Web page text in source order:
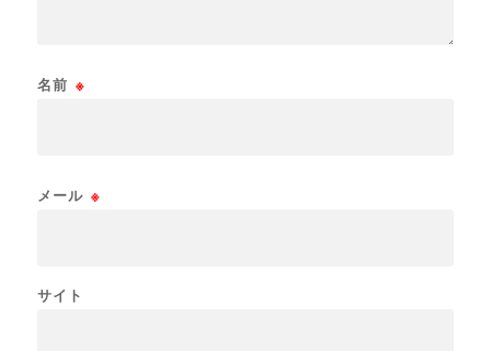
名前 ※
メール ※
サイト